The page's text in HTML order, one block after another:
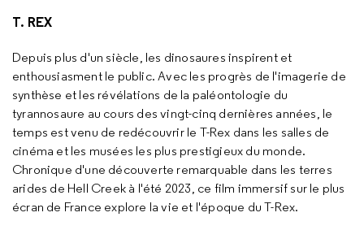
T. REX
Depuis plus d'un siècle, les dinosaures inspirent et
enthousiasment le public. Avec les progrès de l'imagerie de
synthèse et les révélations de la paléontologie du
tyrannosaure au cours des vingt-cinq dernières années, le
temps est venu de redécouvrir le T-Rex dans les salles de
cinéma et les musées les plus prestigieux du monde.
Chronique d'une découverte remarquable dans les terres
arides de Hell Creek à l'été 2023, ce film immersif sur le plus
écran de France explore la vie et l'époque du T-Rex.